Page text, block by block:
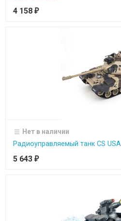
4 158 ₽
Нет в наличии
Радиоуправляемый танк CS
5 643 ₽